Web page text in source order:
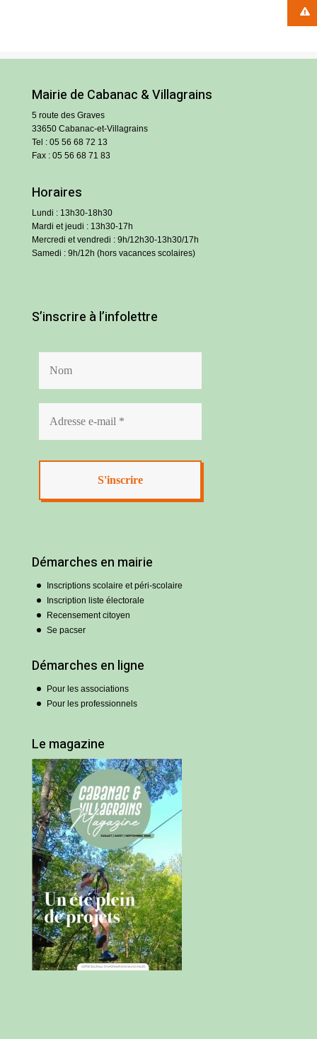
Mairie de Cabanac & Villagrains
5 route des Graves
33650 Cabanac-et-Villagrains
Tel : 05 56 68 72 13
Fax : 05 56 68 71 83
Horaires
Lundi : 13h30-18h30
Mardi et jeudi : 13h30-17h
Mercredi et vendredi : 9h/12h30-13h30/17h
Samedi : 9h/12h (hors vacances scolaires)
S’inscrire à l’infolettre
Démarches en mairie
Inscriptions scolaire et péri-scolaire
Inscription liste électorale
Recensement citoyen
Se pacser
Démarches en ligne
Pour les associations
Pour les professionnels
Le magazine